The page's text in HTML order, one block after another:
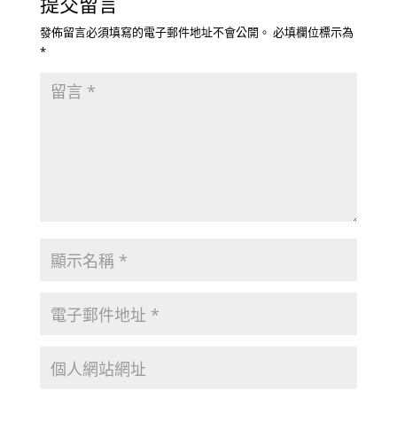
發佈留言必須填寫的電子郵件地址不會公開。 必填欄位標示為
*